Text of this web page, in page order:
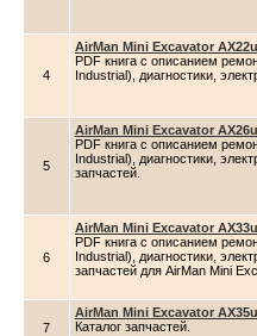
4
AirMan Mini Excavator
PDF книга с описанием
Industrial), диагностики,
5
AirMan Mini Excavator
PDF книга с описанием
Industrial), диагностики,
запчастей.
6
AirMan Mini Excavator
PDF книга с описанием
Industrial), диагностики,
запчастей для AirMan Mini
7
AirMan Mini Excavator
Каталог запчастей.